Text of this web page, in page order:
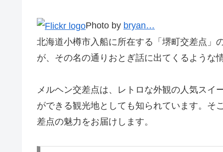
Photo by bryan…
北海道小樽市入船に所在する「堺町交差点」
が、その名の通りおとぎ話に出てくるような
メルヘン交差点は、レトロな外観の人気スイ
ができる観光地としても知られています。そ
差点の魅力をお届けします。